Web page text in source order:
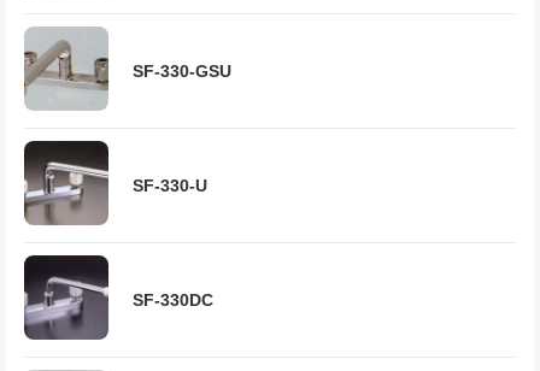
SF-330-GSU
SF-330-U
SF-330DC